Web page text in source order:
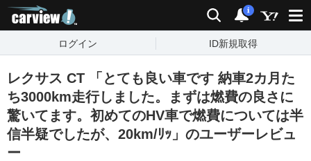
検索 通知
i
ログイン ID新規取得
レクサス CT 「とても良い車です 納車2カ月た
ち3000km走行しました。まずは燃費の良さに
驚いてます。初めてのHV車で燃費については半
信半疑でしたが、20km/ﾘｯ」のユーザーレビュ
ー